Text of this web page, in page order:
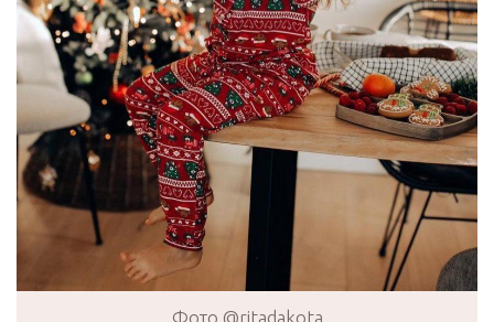
Фото @ritadakota